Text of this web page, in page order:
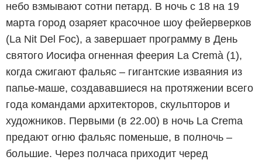
небо взмывают сотни петард. В ночь с 18 на 19
марта город озаряет красочное шоу фейерверков
(La Nit Del Foc), а завершает программу в День
святого Иосифа огненная феерия La Cremà (1),
когда сжигают фальяс – гигантские изваяния из
папье-маше, создававшиеся на протяжении всего
года командами архитекторов, скульпторов и
художников. Первыми (в 22.00) в ночь La Crema
предают огню фальяс поменьше, в полночь –
большие. Через полчаса приходит черед